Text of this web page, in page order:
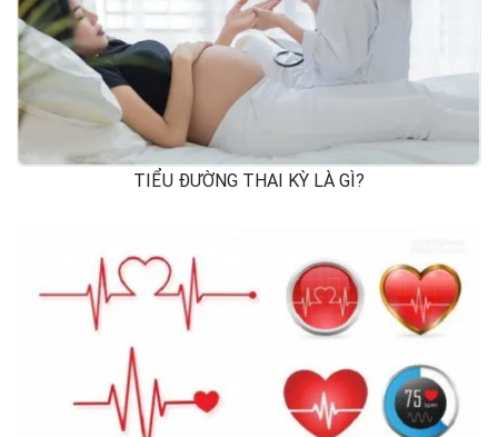
TIỂU ĐƯỜNG THAI KỲ LÀ GÌ?